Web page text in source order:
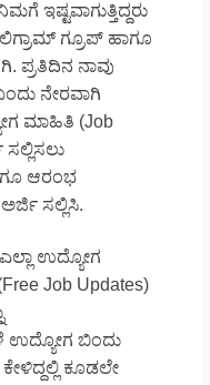
ಇಷ್ಟವಾಗುತ್ತಿದ್ದರು
ಗ್ರೂಪ್ ಹಾಗೂ
ಪ್ರತಿದಿನ ನಾವು
ನೇರವಾಗಿ
ಮಾಹಿತಿ (Job
ಆರಂಭ
ಸಲ್ಲಿಸಿ.
ಉದ್ಯೋಗ
Job Updates)
ಉದ್ಯೋಗ ಬಿಂದು
ಕೂಡಲೇ